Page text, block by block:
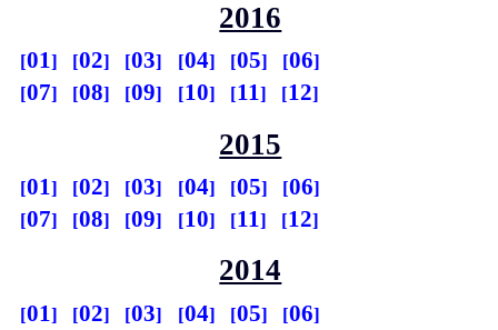
2016
01 02 03 04 05
06
07
08 09 10 11 12
2015
01 02 03 04 05
06
07
08 09 10 11 12
2014
01 02 03 04 05
06